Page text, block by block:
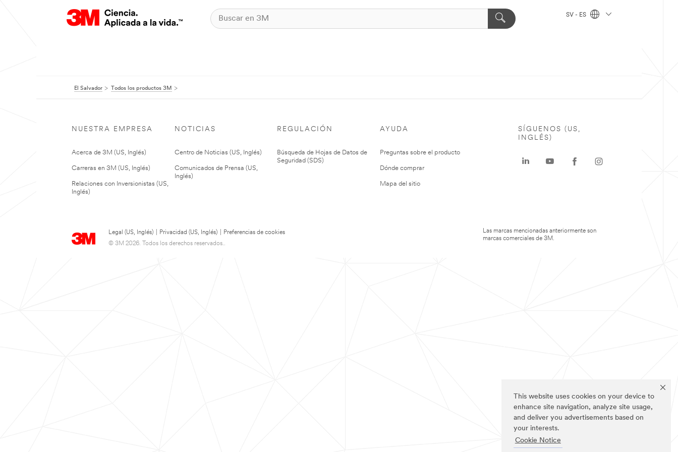
This website uses cookies on your device to
enhance site navigation, analyze site usage,
and deliver you advertisements based on
your interests.
Cookie Notice
SV - ES
El Salvador Todos los productos 3M
NUESTRA EMPRESA
Acerca de 3M (US, Inglés)
Carreras en 3M (US, Inglés)
Relaciones con Inversionistas (US,
Inglés)
NOTICIAS
Centro de Noticias (US, Inglés)
Comunicados de Prensa (US,
Inglés)
REGULACIÓN
Búsqueda de Hojas de Datos de
Seguridad (SDS)
AYUDA
Preguntas sobre el producto
Dónde comprar
Mapa del sitio
Legal (US, Inglés) Privacidad (US, Inglés)
Preferencias de cookies
© 3M 2026. Todos los derechos reservados..
SÍGUENOS (US,
INGLÉS)
Las marcas mencionadas anteriormente son
marcas comerciales de 3M.